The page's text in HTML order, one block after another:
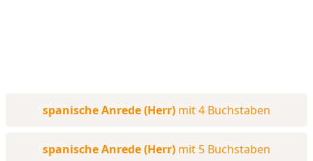
spanische Anrede (Herr) mit 4 Buchstaben
spanische Anrede (Herr) mit 5 Buchstaben